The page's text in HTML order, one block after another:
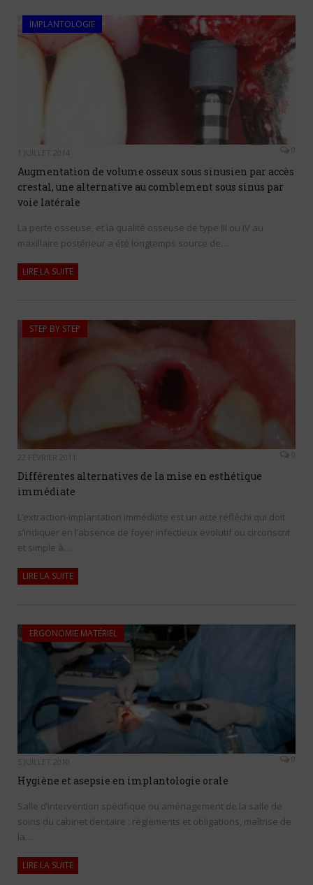
IMPLANTOLOGIE
1 JUILLET 2014 0
Augmentation de volume osseux sous sinusien par accès
crestal, une alternative au comblement sous sinus par
voie latérale
La perte osseuse, et la qualité osseuse de type III ou IV au
maxillaire postérieur a été longtemps source de…
LIRE LA SUITE
STEP BY STEP
22 FÉVRIER 2011 0
Différentes alternatives de la mise en esthétique
immédiate
L’extraction-implantation immédiate est un acte réfléchi qui doit
s’indiquer en l’absence de foyer infectieux évolutif ou circonscrit
et simple à…
LIRE LA SUITE
ERGONOMIE MATÉRIEL
5 JUILLET 2010 0
Hygiène et asepsie en implantologie orale
Salle d’intervention spécifique ou aménagement de la salle de
soins du cabinet dentaire : règlements et obligations, maîtrise de
la…
LIRE LA SUITE